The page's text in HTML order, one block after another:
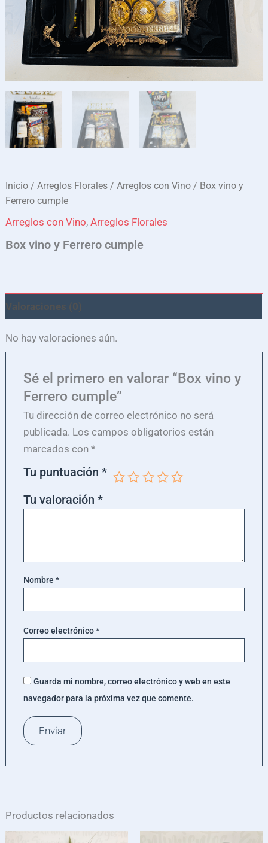
Inicio /Arreglos Florales /Arreglos con Vino / Box vino y
Ferrero cumple
Arreglos con Vino,Arreglos Florales
Box vino y Ferrero cumple
Valoraciones (0)
No hay valoraciones aún.
Sé el primero en valorar “Box vino y
Ferrero cumple”
Tu dirección de correo electrónico no será
publicada. Los campos obligatorios están
marcados con *
Tu puntuación *
Tu valoración *
Nombre *
Correo electrónico*
Guarda mi nombre, correo electrónico y web en este
navegador para la próxima vez que comente.
Productos relacionados